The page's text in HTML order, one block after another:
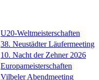
U20-Weltmeisterschaften
38. Neustädter Läufermeeting
10. Nacht der Zehner 2026
Europameisterschaften
Vilbeler Abendmeeting